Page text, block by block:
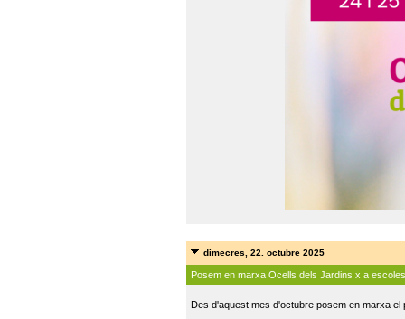
dimecres, 22. octubre 2025
Posem en marxa Ocells dels Jardins x a escoles
Des d'aquest mes d'octubre posem en marxa